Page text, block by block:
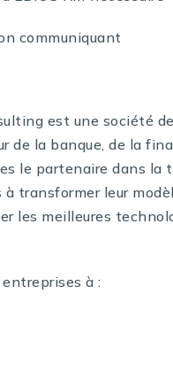
communiquant
est une société
de la banque, de la
le partenaire dans
transformer leur
les meilleures
à :